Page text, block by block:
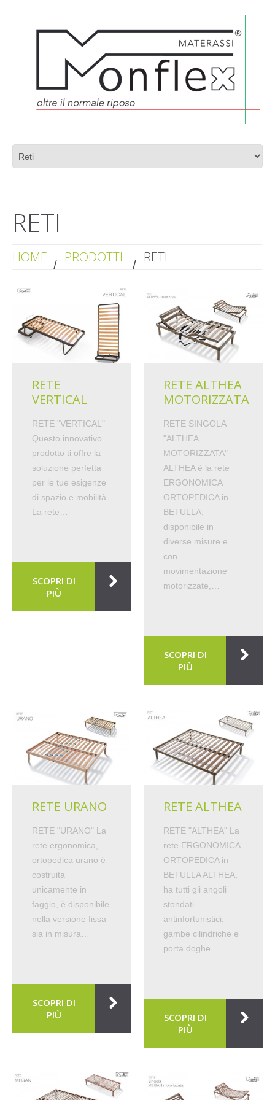
RETI
HOME PRODOTTI RETI
RETE
VERTICAL
RETE "VERTICAL"
Questo innovativo
prodotto ti offre la
soluzione perfetta
per le tue esigenze
di spazio e mobilità.
La rete…
SCOPRI DI
PIÙ
RETE ALTHEA
MOTORIZZATA
RETE SINGOLA
"ALTHEA
MOTORIZZATA"
ALTHEA è la rete
ERGONOMICA
ORTOPEDICA in
BETULLA,
disponibile in
diverse misure e
con
movimentazione
motorizzate,…
SCOPRI DI
PIÙ
RETE URANO
RETE "URANO" La
rete ergonomica,
ortopedica urano è
costruita
unicamente in
faggio, è disponibile
nella versione fissa
sia in misura…
SCOPRI DI
PIÙ
RETE ALTHEA
RETE "ALTHEA" La
rete ERGONOMICA
ORTOPEDICA in
BETULLA ALTHEA,
ha tutti gli angoli
stondati
antinfortunistici,
gambe cilindriche e
porta doghe…
SCOPRI DI
PIÙ